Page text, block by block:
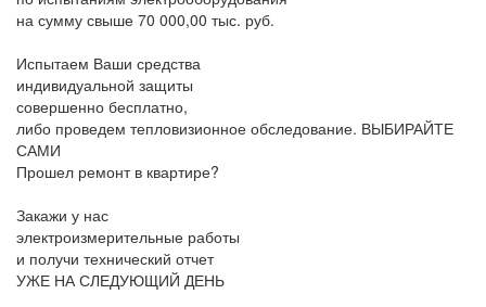
на сумму свыше 70 000,00 тыс. руб.
Испытаем Ваши средства
индивидуальной защиты
совершенно бесплатно,
либо проведем тепловизионное обследование. ВЫБИРАЙТЕ
САМИ
Прошел ремонт в квартире?
Закажи у нас
электроизмерительные работы
и получи технический отчет
УЖЕ НА СЛЕДУЮЩИЙ ДЕНЬ